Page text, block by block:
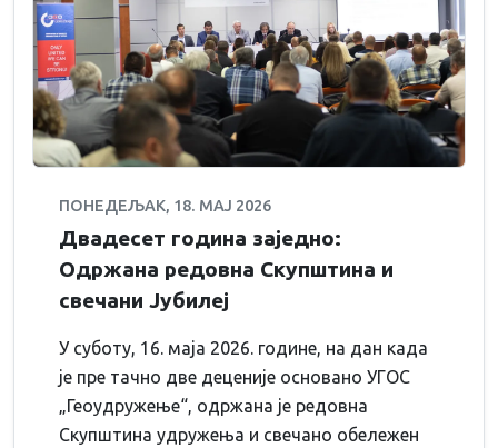
ПОНЕДЕЉАК, 18. МАЈ 2026
Двадесет година заједно:
Одржана редовна Скупштина и
свечани Jубилеј
У суботу, 16. маја 2026. године, на дан када
је пре тачно две деценије основано УГОС
„Геоудружење“, одржана је редовна
Скупштина удружења и свечано обележен